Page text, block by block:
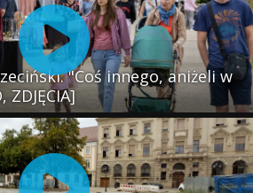
"Coś innego, aniżeli w
ZDJĘCIA]